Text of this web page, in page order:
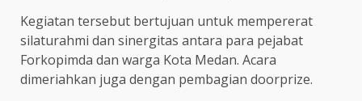
Kegiatan tersebut bertujuan untuk mempererat
silaturahmi dan sinergitas antara para pejabat
Forkopimda dan warga Kota Medan. Acara
dimeriahkan juga dengan pembagian doorprize.